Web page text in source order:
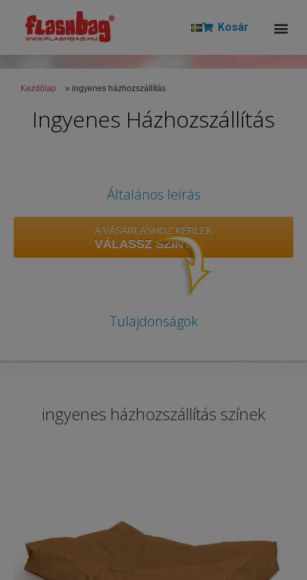
Kosár
Kezdőlap » ingyenes házhozszállítás
Ingyenes Házhozszállítás
Általános leírás
A VÁSÁRLÁSHOZ KÉRLEK
VÁLASSZ SZÍNT!
Tulajdonságok
ingyenes házhozszállítás színek